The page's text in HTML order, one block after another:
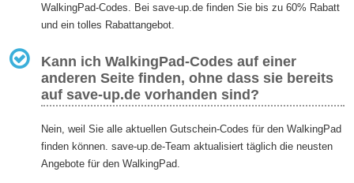
WalkingPad-Codes. Bei save-up.de finden Sie bis zu 60% Rabatt
und ein tolles Rabattangebot.
Kann ich WalkingPad-Codes auf einer
anderen Seite finden, ohne dass sie bereits
auf save-up.de vorhanden sind?
Nein, weil Sie alle aktuellen Gutschein-Codes für den WalkingPad
finden können. save-up.de-Team aktualisiert täglich die neusten
Angebote für den WalkingPad.